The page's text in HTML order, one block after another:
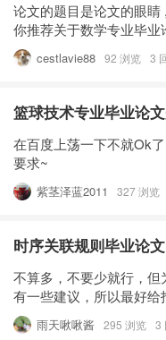
论文的题目是论文的眼
你推荐关于数学专业毕
你! 1. 圆锥曲线的性质及
型及应用 3. 通过逻辑趣
cestlavie88 92 浏览 3
篮球技术专业毕业论
在百度上荡一下不就Ok
要求~
紫茎泽蓝2011 327 浏览
时序关联规则毕业论文
不算多，不要少就行，
有一些建议，所以最好
易，且行且珍惜
雨天啾啾酱 295 浏览 3